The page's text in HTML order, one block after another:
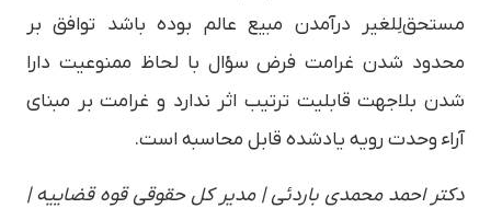
مستحق‌لِلغیر درآمدن مبیع عالم بوده باشد توافق بر
محدود شدن غرامت فرض سؤال با لحاظ ممنوعیت دارا
شدن بلاجهت قابلیت ترتیب اثر ندارد و غرامت بر مبنای
آراء وحدت رویه یادشده قابل محاسبه است.
دکتر احمد محمدی باردئی | مدیر کل حقوقی قوه قضاییه |